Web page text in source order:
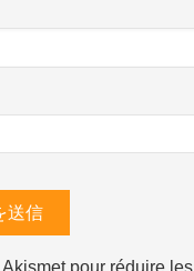
pour réduire les